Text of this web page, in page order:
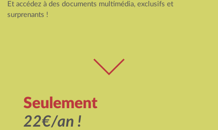
Et accédez à des documents multimédia, exclusifs et
surprenants !
Seulement
22€/an !